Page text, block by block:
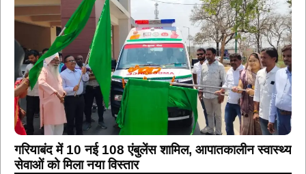
गरियाबंद में 10 नई 108 एंबुलेंस शामिल, आपातकालीन स्वास्थ्य
सेवाओं को मिला नया विस्तार